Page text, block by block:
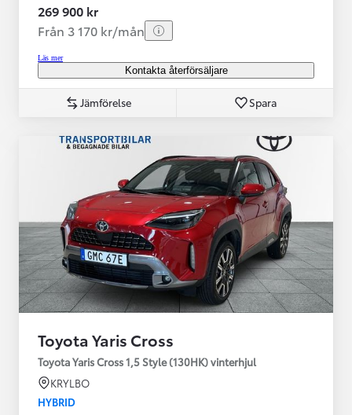
269 900 kr
Från 3 170 kr/mån
Läs mer
Kontakta återförsäljare
Jämförelse Spara
Toyota Yaris Cross
Toyota Yaris Cross 1,5 Style (130HK) vinterhjul
KRYLBO
HYBRID